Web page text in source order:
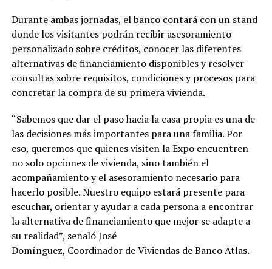
Durante ambas jornadas, el banco contará con un stand
donde los visitantes podrán recibir asesoramiento
personalizado sobre créditos, conocer las diferentes
alternativas de financiamiento disponibles y resolver
consultas sobre requisitos, condiciones y procesos para
concretar la compra de su primera vivienda.
“Sabemos que dar el paso hacia la casa propia es una de
las decisiones más importantes para una familia. Por
eso, queremos que quienes visiten la Expo encuentren
no solo opciones de vivienda, sino también el
acompañamiento y el asesoramiento necesario para
hacerlo posible. Nuestro equipo estará presente para
escuchar, orientar y ayudar a cada persona a encontrar
la alternativa de financiamiento que mejor se adapte a
su realidad”, señaló José
Domínguez, Coordinador de Viviendas de Banco Atlas.